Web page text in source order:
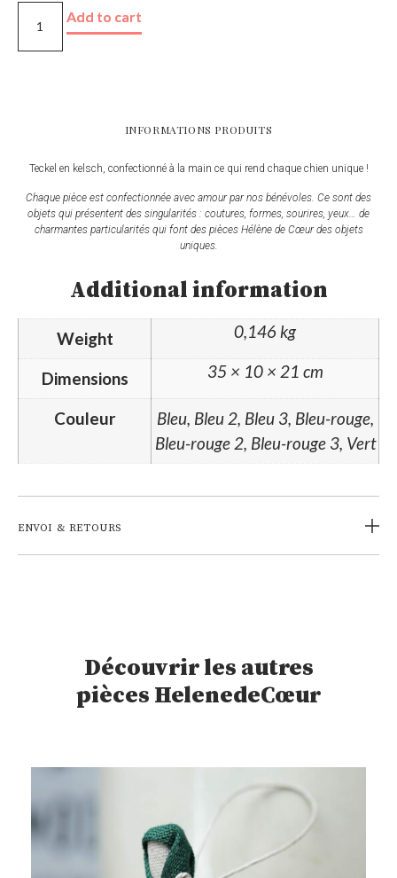
Add to cart
INFORMATIONS PRODUITS
Teckel en kelsch, confectionné à la main ce qui rend chaque chien unique !
Chaque pièce est confectionnée avec amour par nos bénévoles. Ce sont des
objets qui présentent des singularités : coutures, formes, sourires, yeux… de
charmantes particularités qui font des pièces Hélène de Cœur des objets
uniques.
Additional information
Weight 0,146 kg
Dimensions 35 × 10 × 21 cm
Couleur
Bleu, Bleu 2, Bleu 3, Bleu-rouge,
Bleu-rouge 2, Bleu-rouge 3, Vert
ENVOI & RETOURS
Découvrir les autres
pièces HelenedeCœur